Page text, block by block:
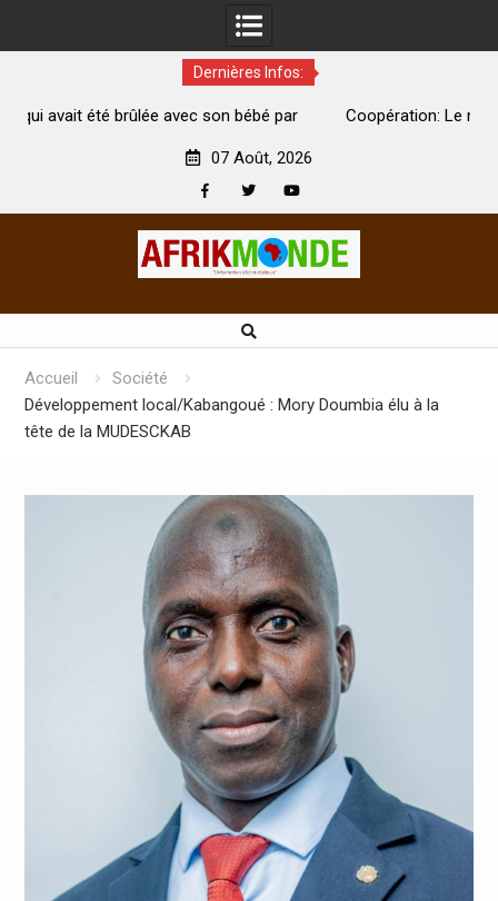
Dernières Infos:
Coopération: Le ministre Indien Kirti Vardhan Singh à
07 Août, 2026
Accueil
Société
Développement local/Kabangoué : Mory Doumbia élu à la
tête de la MUDESCKAB